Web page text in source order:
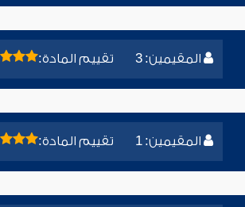
المقيمين: 3 تقييم المادة:
المقيمين: 1 تقييم المادة: